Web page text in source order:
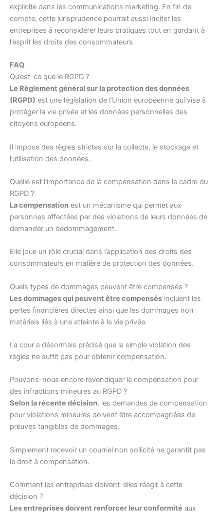
explicite dans les communications marketing. En fin de
compte, cette jurisprudence pourrait aussi inciter les
entreprises à reconsidérer leurs pratiques tout en gardant à
l’esprit les droits des consommateurs.
FAQ
Qu’est-ce que le RGPD ?
Le Règlement général sur la protection des données
(RGPD) est une législation de l’Union européenne qui vise à
protéger la vie privée et les données personnelles des
citoyens européens.
Il impose des règles strictes sur la collecte, le stockage et
l’utilisation des données.
Quelle est l’importance de la compensation dans le cadre du
RGPD ?
La compensation est un mécanisme qui permet aux
personnes affectées par des violations de leurs données de
demander un dédommagement.
Elle joue un rôle crucial dans l’application des droits des
consommateurs en matière de protection des données.
Quels types de dommages peuvent être compensés ?
Les dommages qui peuvent être compensés incluent les
pertes financières directes ainsi que les dommages non
matériels liés à une atteinte à la vie privée.
La cour a désormais précisé que la simple violation des
règles ne suffit pas pour obtenir compensation.
Pouvons-nous encore revendiquer la compensation pour
des infractions mineures au RGPD ?
Selon la récente décision, les demandes de compensation
pour violations mineures doivent être accompagnées de
preuves tangibles de dommages.
Simplement recevoir un courriel non sollicité ne garantit pas
le droit à compensation.
Comment les entreprises doivent-elles réagir à cette
décision ?
Les entreprises doivent renforcer leur conformité aux